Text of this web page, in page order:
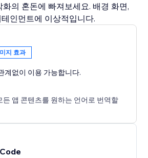
의 혼돈에 빠져보세요. 배경 화면,
인먼트에 이상적입니다.
지 효과
계없이 이용 가능합니다.
든 앱 콘텐츠를 원하는 언어로 번역할